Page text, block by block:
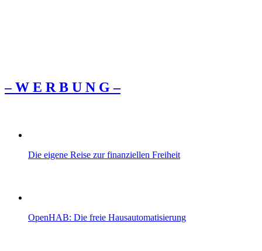
– W Ε R Β U Ν G –
Die eigene Reise zur finanziellen Freiheit
OpenHAB: Die freie Hausautomatisierung